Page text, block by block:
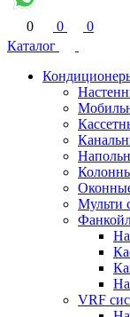
0 0
0
Каталог
Мульти
VRF